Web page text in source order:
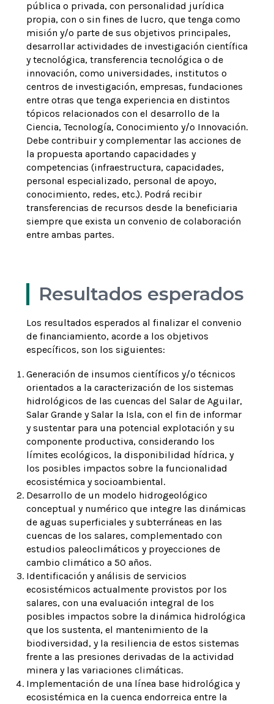
pública o privada, con personalidad jurídica
propia, con o sin fines de lucro, que tenga como
misión y/o parte de sus objetivos principales,
desarrollar actividades de investigación científica
y tecnológica, transferencia tecnológica o de
innovación, como universidades, institutos o
centros de investigación, empresas, fundaciones
entre otras que tenga experiencia en distintos
tópicos relacionados con el desarrollo de la
Ciencia, Tecnología, Conocimiento y/o Innovación.
Debe contribuir y complementar las acciones de
la propuesta aportando capacidades y
competencias (infraestructura, capacidades,
personal especializado, personal de apoyo,
conocimiento, redes, etc.). Podrá recibir
transferencias de recursos desde la beneficiaria
siempre que exista un convenio de colaboración
entre ambas partes.
Resultados esperados
Los resultados esperados al finalizar el convenio
de financiamiento, acorde a los objetivos
específicos, son los siguientes:
Generación de insumos científicos y/o técnicos
orientados a la caracterización de los sistemas
hidrológicos de las cuencas del Salar de Aguilar,
Salar Grande y Salar la Isla, con el fin de informar
y sustentar para una potencial explotación y su
componente productiva, considerando los
límites ecológicos, la disponibilidad hídrica, y
los posibles impactos sobre la funcionalidad
ecosistémica y socioambiental.
Desarrollo de un modelo hidrogeológico
conceptual y numérico que integre las dinámicas
de aguas superficiales y subterráneas en las
cuencas de los salares, complementado con
estudios paleoclimáticos y proyecciones de
cambio climático a 50 años.
Identificación y análisis de servicios
ecosistémicos actualmente provistos por los
salares, con una evaluación integral de los
posibles impactos sobre la dinámica hidrológica
que los sustenta, el mantenimiento de la
biodiversidad, y la resiliencia de estos sistemas
frente a las presiones derivadas de la actividad
minera y las variaciones climáticas.
Implementación de una línea base hidrológica y
ecosistémica en la cuenca endorreica entre la